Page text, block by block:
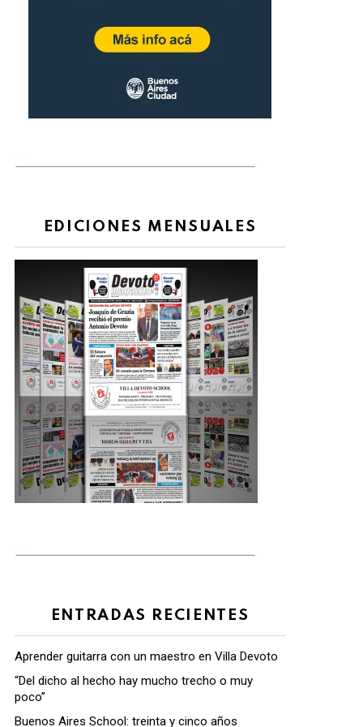
EDICIONES MENSUALES
ENTRADAS RECIENTES
Aprender guitarra con un maestro en Villa Devoto
“Del dicho al hecho hay mucho trecho o muy
poco”
Buenos Aires School: treinta y cinco años